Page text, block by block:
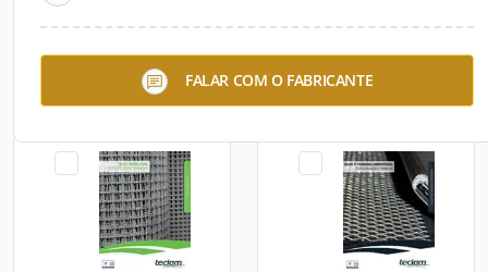
FALAR COM O FABRICANTE
Tela para Amarração de
Argamassa